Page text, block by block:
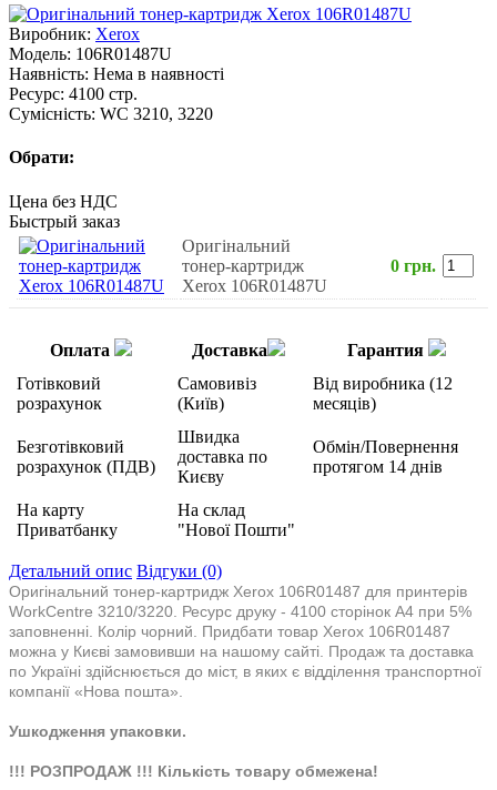
Виробник: Xerox
Модель: 106R01487U
Наявність: Нема в наявності
Ресурс: 4100 стр.
Сумісність: WC 3210, 3220
Обрати:
Цена без НДС
Быстрый заказ
Оригінальний
тонер-картридж
Xerox 106R01487U
0 грн.
Оплата Доставка
Гарантия
Готівковий
розрахунок
Самовивіз
(Київ)
Від виробника (12
месяців)
Безготівковий
розрахунок (ПДВ)
Швидка
доставка по
Києву
Обмін/Повернення
протягом 14 днів
На карту
Приватбанку
На склад
"Нової Пошти"
Детальний опис Відгуки (0)
Оригінальний тонер-картридж Xerox 106R01487 для принтерів
WorkCentre 3210/3220. Ресурс друку - 4100 сторінок А4 при 5%
заповненні. Колір чорний. Придбати товар Xerox 106R01487
можна у Києві замовивши на нашому сайті. Продаж та доставка
по Україні здійснюється до міст, в яких є відділення транспортної
компанії «Нова пошта».
Ушкодження упаковки.
!!! РОЗПРОДАЖ !!! Кількість товару обмежена!